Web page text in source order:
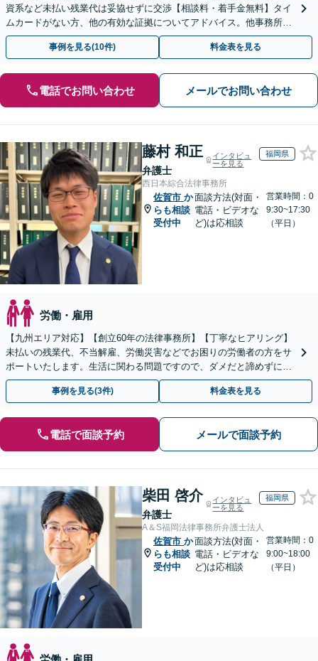
資系など未払い残業代は妥協せずに交渉【相談料・着手金無料】タイ
ムカードがない方、他の有効な証拠についてアドバイス。他事務所で
断られた方もご相談ください。あなたの権利を守ります！
事例を見る(10件) 料金表を見る
電話でお問い合わせ メールでお問い合わせ
藤村 和正
弁護士
インタビュ
ーを見る
福岡県
西日本綜合法律事務所
佐賀市 か
らも相談
受付中
面談方法(対面・
電話・ビデオな
ど)は応相談
営業時間：0
9:30~17:30
（平日）
労働・雇用
【九州エリア対応】【創立60年の法律事務所】【丁寧なヒアリング】
未払いの残業代、不当解雇、労働災害などでお困りの労働者の方をサ
ポートいたします。生活に関わる問題ですので、ダメだと諦めずに、
しっかりと労働者の権利を主張していきましょう。
事例を見る(3件) 料金表を見る
電話で面談予約 メールで面談予約
柴田 啓介
弁護士
インタビュ
ーを見る
福岡県
A＆S福岡法律事務所弁護士法人
佐賀市 か
らも相談
受付中
面談方法(対面・
電話・ビデオな
ど)は応相談
営業時間：0
9:00~18:00
（平日）